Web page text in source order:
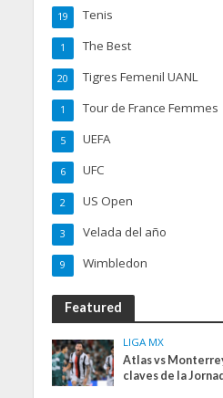
Tenis
19
The Best
1
Tigres Femenil UANL
20
Tour de France Femmes
1
UEFA
5
UFC
6
US Open
2
Velada del año
3
Wimbledon
9
Featured
LIGA MX
Atlas vs
claves de la